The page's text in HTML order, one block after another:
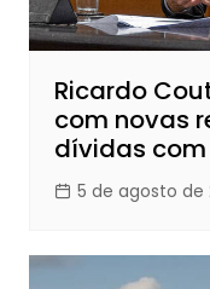
Ricardo
com novas
dívidas
5 de agosto de